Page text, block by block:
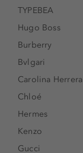
TYPEBEA
Hugo Boss
Burberry
Bvlgari
Carolina Herrera
Chloé
Hermes
Kenzo
Gucci